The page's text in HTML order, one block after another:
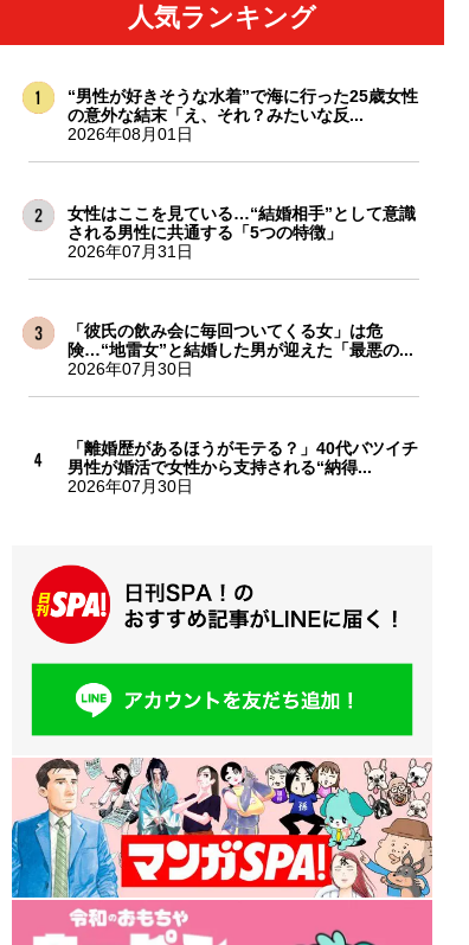
人気ランキング
“男性が好きそうな水着”で海に行った25歳女性
の意外な結末「え、それ？みたいな反...
2026年08月01日
女性はここを見ている…“結婚相手”として意識
される男性に共通する「5つの特徴」
2026年07月31日
「彼氏の飲み会に毎回ついてくる女」は危
険…“地雷女”と結婚した男が迎えた「最悪の...
2026年07月30日
「離婚歴があるほうがモテる？」40代バツイチ
男性が婚活で女性から支持される“納得...
2026年07月30日